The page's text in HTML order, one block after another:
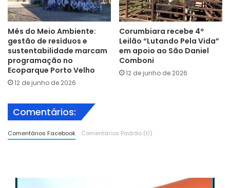
Mês do Meio Ambiente:
gestão de resíduos e
sustentabilidade marcam
programação no
Ecoparque Porto Velho
12 de junho de 2026
Corumbiara recebe 4º
Leilão “Lutando Pela Vida”
em apoio ao São Daniel
Comboni
12 de junho de 2026
Comentários:
Comentários Facebook Comentários Padrão (0)